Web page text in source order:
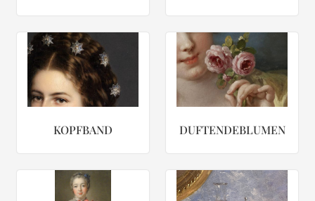
KOPFBAND DUFTENDEBLUMEN